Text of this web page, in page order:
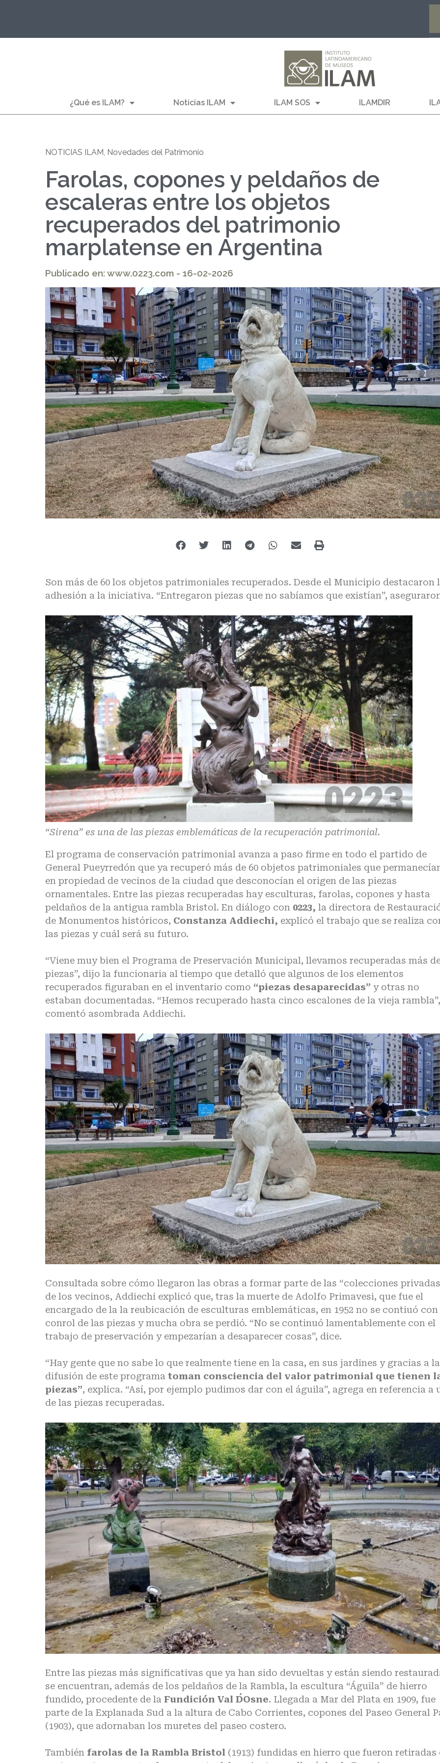
¿Qué es ILAM? Noticias ILAM ILAM SOS ILAMDIR
NOTICIAS ILAM, Novedades del Patrimonio
Farolas, copones y peldaños de
escaleras entre los objetos
recuperados del patrimonio
marplatense en Argentina
Publicado en: www.0223.com - 16-02-2026
Son más de 60 los objetos patrimoniales recuperados. Desde el Municipio destacaron
adhesión a la iniciativa. “Entregaron piezas que no sabíamos que existían”,
“Sirena” es una de las piezas emblemáticas de la recuperación patrimonial.
El programa de conservación patrimonial avanza a paso firme en todo el partido de
General Pueyrredón que ya recuperó más de 60 objetos patrimoniales que
en propiedad de vecinos de la ciudad que desconocían el origen de las piezas
ornamentales. Entre las piezas recuperadas hay esculturas, farolas, copones y hasta
peldaños de la antigua rambla Bristol. En diálogo con 0223, la directora de
de Monumentos históricos, Constanza Addiechi, explicó el trabajo que se realiza
las piezas y cuál será su futuro.
“Viene muy bien el Programa de Preservación Municipal, llevamos recuperadas más
piezas”, dijo la funcionaria al tiempo que detalló que algunos de los elementos
recuperados figuraban en el inventario como “piezas desaparecidas” y otras no
estaban documentadas. “Hemos recuperado hasta cinco escalones de la vieja rambla”,
comentó asombrada Addiechi.
Consultada sobre cómo llegaron las obras a formar parte de las “colecciones
de los vecinos, Addiechi explicó que, tras la muerte de Adolfo Primavesi, que fue el
encargado de la la reubicación de esculturas emblemáticas, en 1952 no se contiuó con
conrol de las piezas y mucha obra se perdió. “No se continuó lamentablemente con el
trabajo de preservación y empezarían a desaparecer cosas”, dice.
“Hay gente que no sabe lo que realmente tiene en la casa, en sus jardines y gracias a la
difusión de este programa toman consciencia del valor patrimonial que tienen
piezas”, explica. “Así, por ejemplo pudimos dar con el águila”, agrega en referencia a
de las piezas recuperadas.
Entre las piezas más significativas que ya han sido devueltas y están siendo
se encuentran, además de los peldaños de la Rambla, la escultura “Águila” de hierro
fundido, procedente de la Fundición Val D´Osne. Llegada a Mar del Plata en 1909, fue
parte de la Explanada Sud a la altura de Cabo Corrientes, copones del Paseo General
(1903), que adornaban los muretes del paseo costero.
También farolas de la Rambla Bristol (1913) fundidas en hierro que fueron retiradas